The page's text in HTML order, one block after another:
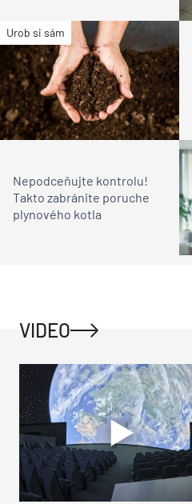
Urob si sám
Nepodceňujte kontrolu!
Takto zabránite poruche
plynového kotla
VIDEO